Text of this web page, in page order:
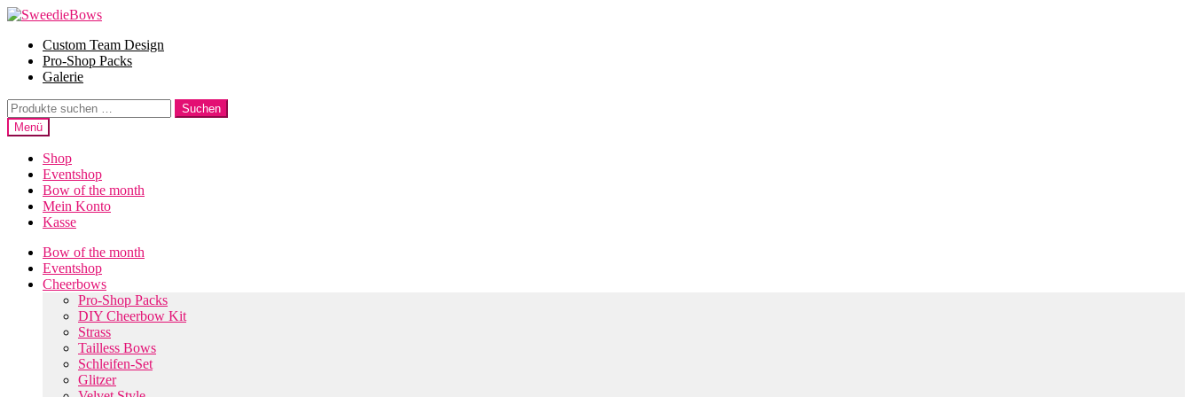
Zur
springen
Zum
springenCustom Team Design
Pro-Shop Packs
Galerie
Suche
nach:
Suchen
Menü
Shop
Eventshop
Bow of the month
Mein Konto
Kasse
Bow of the month
Eventshop
Cheerbows
Pro-Shop Packs
DIY Cheerbow Kit
Strass
Tailless Bows
Schleifen-Set
Glitzer